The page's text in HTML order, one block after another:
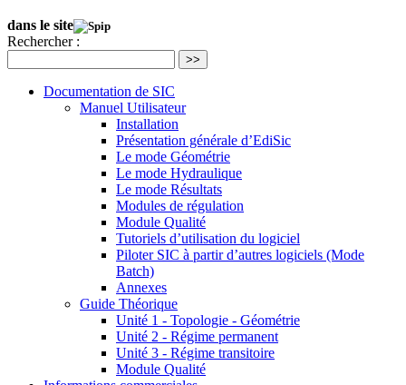
dans le site
Rechercher :
>>
Documentation de SIC
Manuel Utilisateur
Installation
Présentation générale d’EdiSic
Le mode Géométrie
Le mode Hydraulique
Le mode Résultats
Modules de régulation
Module Qualité
Tutoriels d’utilisation du logiciel
Piloter SIC à partir d’autres logiciels (Mode
Batch)
Annexes
Guide Théorique
Unité 1 - Topologie - Géométrie
Unité 2 - Régime permanent
Unité 3 - Régime transitoire
Module Qualité